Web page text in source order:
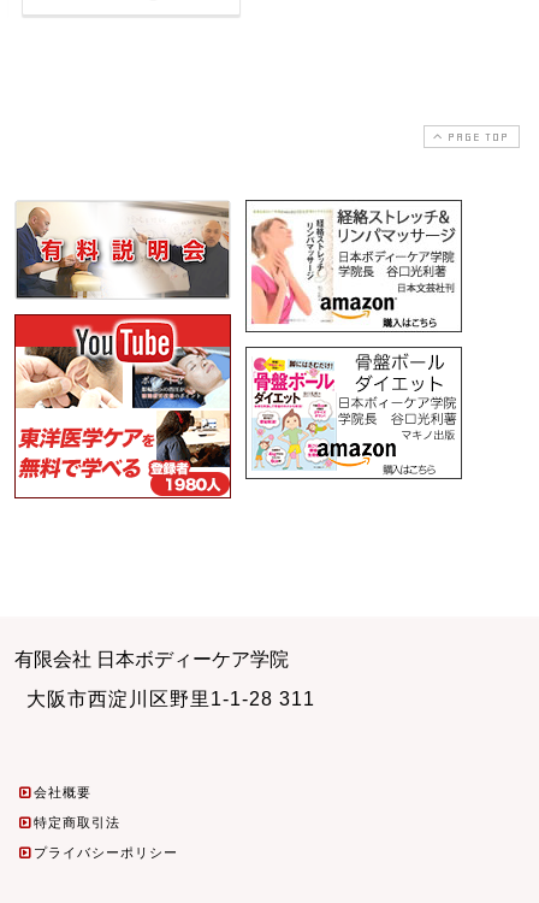
PAGE TOP
有限会社 日本ボディーケア学院
大阪市西淀川区野里1-1-28 311
会社概要
特定商取引法
プライバシーポリシー